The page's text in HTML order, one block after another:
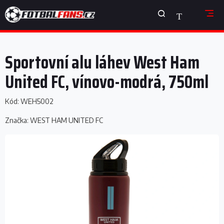
na
obsah
NÁKUPNÍ
KOŠÍK
Sportovní alu láhev West Ham
United FC, vínovo-modrá, 750ml
Kód: WEH5002
Značka: WEST HAM UNITED FC